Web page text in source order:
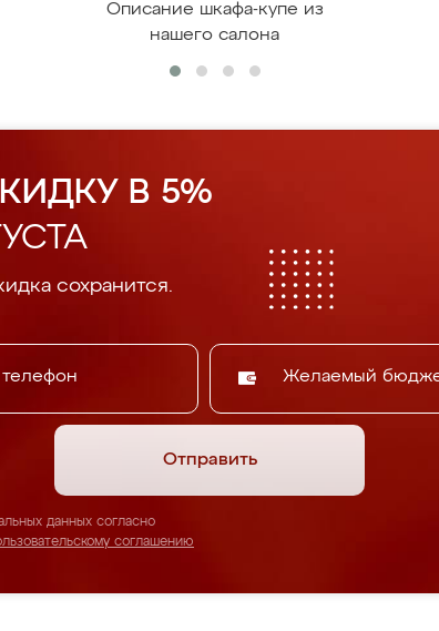
Описание шкафа-купе из
нашего салона
В 5%
сохранится.
Желаемый
Отправить
данных согласно
соглашению